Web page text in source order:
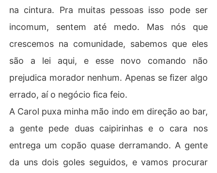
na cintura. Pra muitas pessoas isso pode ser
incomum, sentem até medo. Mas nós que
crescemos na comunidade, sabemos que eles
são a lei aqui, e esse novo comando não
prejudica morador nenhum. Apenas se fizer algo
errado, aí o negócio fica feio.
A Carol puxa minha mão indo em direção ao bar,
a gente pede duas caipirinhas e o cara nos
entrega um copão quase derramando. A gente
da uns dois goles seguidos, e vamos procurar